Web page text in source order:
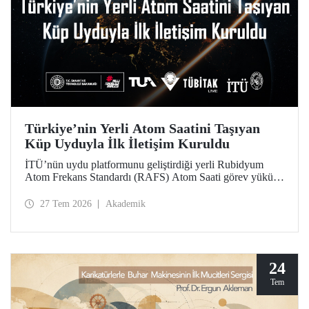
Türkiye’nin Yerli Atom Saatini Taşıyan
Küp Uyduyla İlk İletişim Kuruldu
İTÜ’nün uydu platformunu geliştirdiği yerli Rubidyum
Atom Frekans Standardı (RAFS) Atom Saati görev yükünü
başarılı şekilde iletişim kuruldu ve birçok telemetri alındı.
27 Tem 2026 Akademik
24
Tem